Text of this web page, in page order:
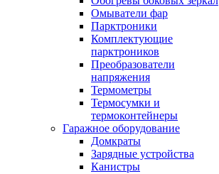
Омыватели фар
Парктроники
Комплектующие
парктроников
Преобразователи
напряжения
Термометры
Термосумки и
термоконтейнеры
Гаражное оборудование
Домкраты
Зарядные устройства
Канистры